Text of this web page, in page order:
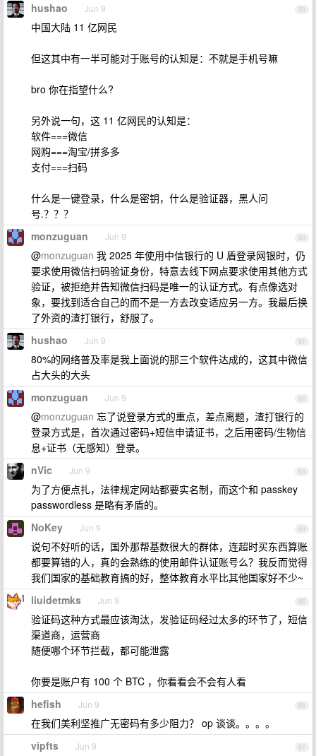
59
hushao Jun 9
中国大陆 11 亿网民
但这其中有一半可能对于账号的认知是：不就是手机号嘛
bro 你在指望什么?
另外说一句，这 11 亿网民的认知是：
软件===微信
网购===淘宝/拼多多
支付===扫码
什么是一键登录，什么是密钥，什么是验证器，黑人问
号.？？？
60
monzuguan Jun 9
@monzuguan 我 2025 年使用中信银行的 U 盾登录网银时，仍
要求使用微信扫码验证身份，特意去线下网点要求使用其他方式
验证，被拒绝并告知微信扫码是唯一的认证方式。有点像选对
象，要找到适合自己的而不是一方去改变适应另一方。我最后换
了外资的渣打银行，舒服了。
61
hushao Jun 9
80%的网络普及率是我上面说的那三个软件达成的，这其中微信
占大头的大头
62
monzuguan Jun 9
@monzuguan 忘了说登录方式的重点，差点离题，渣打银行的
登录方式是，首次通过密码+短信申请证书，之后用密码/生物信
息+证书（无感知）登录。
63
nVic Jun 9
为了方便点扎，法律规定网站都要实名制，而这个和 passkey
passwordless 是略有矛盾的。
64
NoKey Jun 9
说句不好听的话，国外那帮基数很大的群体，连超时买东西算账
都要算错的人，真的会熟练的使用邮件认证账号么？我反而觉得
我们国家的基础教育搞的好，整体教育水平比其他国家好不少~
65
liuidetmks Jun 9
验证码这种方式最应该淘汰，发验证码经过太多的环节了，短信
渠道商，运营商
随便哪个环节拦截，都可能泄露
你要是账户有 100 个 BTC ，你看看会不会有人看
66
hefish Jun 9
在我们美利坚推广无密码有多少阻力？ op 谈谈。。。。
67
vipfts Jun 9